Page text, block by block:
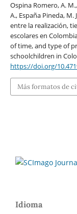
Ospina Romero, A.
A., España Pineda, M.
entre la realización,
escolares en
of time, and type of
schoolchildren in
https://doi.org/
Más formatos de
Idioma